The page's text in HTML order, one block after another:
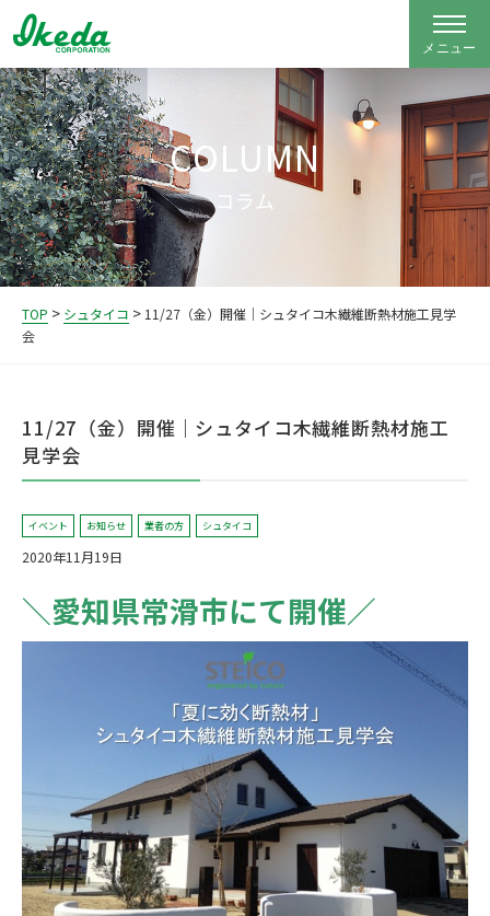
COLUMN
コラム
TOP > シュタイコ > 11/27（金）開催｜シュタイコ木繊維断熱材施工見学
会
11/27（金）開催｜シュタイコ木繊維断熱材施工
見学会
イベント お知らせ 業者の方 シュタイコ
2020年11月19日
＼愛知県常滑市にて開催／